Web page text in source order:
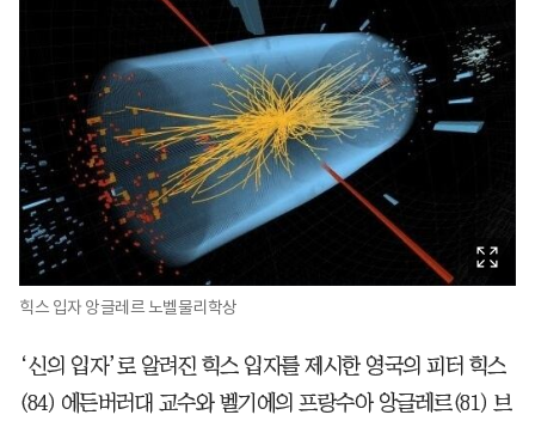
힉스 입자 앙글레르 노벨물리학상
‘신의 입자’로 알려진 힉스 입자를 제시한 영국의 피터 힉스
(84) 에든버러대 교수와 벨기에의 프랑수아 앙글레르(81) 브